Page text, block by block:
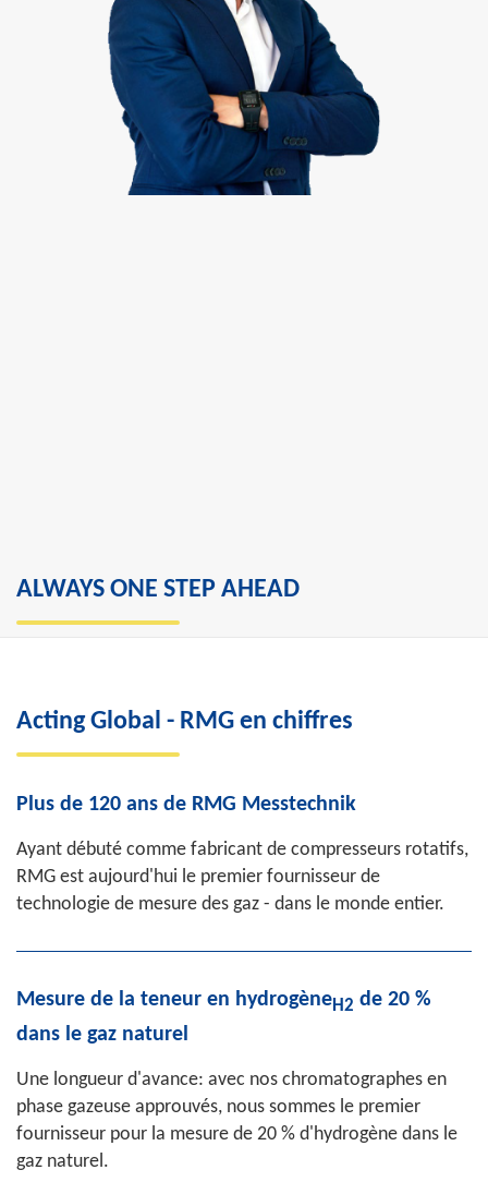
ALWAYS ONE STEP AHEAD
l'industrie du gaz depuis des décennies. Cela
mesure".
Thorsten Dietz, CEO, RMG Messtechnik
Acting Global - RMG en chiffres
Plus de 120 ans de RMG Messtechnik
Ayant débuté comme fabricant de compresseurs rotatifs,
RMG est aujourd'hui le premier fournisseur de
technologie de mesure des gaz - dans le monde entier.
Mesure de la teneur en hydrogèneH2 de 20 %
dans le gaz naturel
Une longueur d'avance: avec nos chromatographes en
phase gazeuse approuvés, nous sommes le premier
fournisseur pour la mesure de 20 % d'hydrogène dans le
gaz naturel.